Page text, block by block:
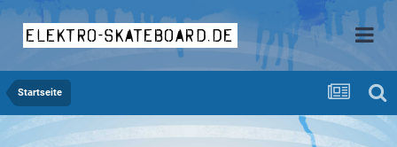
elektro-skateboard.de
Startseite